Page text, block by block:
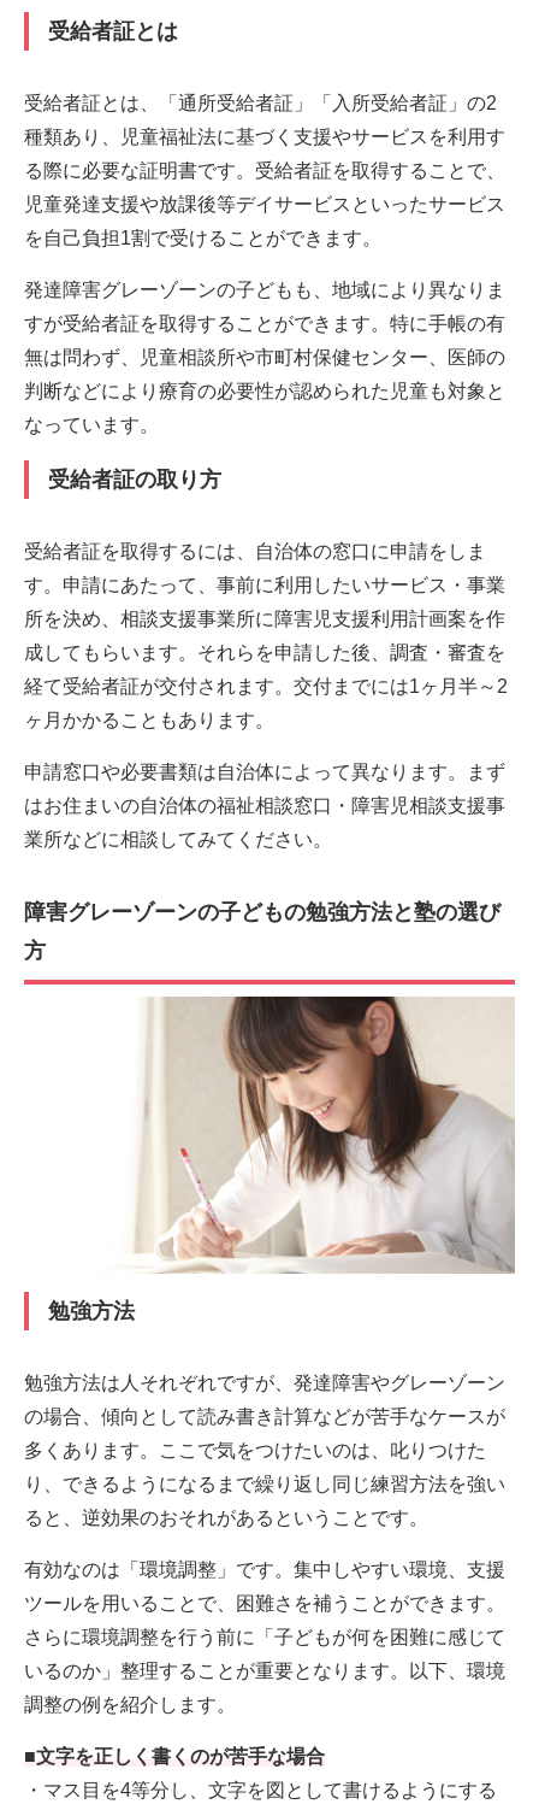
受給者証とは
受給者証とは、「通所受給者証」「入所受給者証」の2
種類あり、児童福祉法に基づく支援やサービスを利用す
る際に必要な証明書です。受給者証を取得することで、
児童発達支援や放課後等デイサービスといったサービス
を自己負担1割で受けることができます。
発達障害グレーゾーンの子どもも、地域により異なりま
すが受給者証を取得することができます。特に手帳の有
無は問わず、児童相談所や市町村保健センター、医師の
判断などにより療育の必要性が認められた児童も対象と
なっています。
受給者証の取り方
受給者証を取得するには、自治体の窓口に申請をしま
す。申請にあたって、事前に利用したいサービス・事業
所を決め、相談支援事業所に障害児支援利用計画案を作
成してもらいます。それらを申請した後、調査・審査を
経て受給者証が交付されます。交付までには1ヶ月半～2
ヶ月かかることもあります。
申請窓口や必要書類は自治体によって異なります。まず
はお住まいの自治体の福祉相談窓口・障害児相談支援事
業所などに相談してみてください。
障害グレーゾーンの子どもの勉強方法と塾の選び
方
勉強方法
勉強方法は人それぞれですが、発達障害やグレーゾーン
の場合、傾向として読み書き計算などが苦手なケースが
多くあります。ここで気をつけたいのは、叱りつけた
り、できるようになるまで繰り返し同じ練習方法を強い
ると、逆効果のおそれがあるということです。
有効なのは「環境調整」です。集中しやすい環境、支援
ツールを用いることで、困難さを補うことができます。
さらに環境調整を行う前に「子どもが何を困難に感じて
いるのか」整理することが重要となります。以下、環境
調整の例を紹介します。
■文字を正しく書くのが苦手な場合
・マス目を4等分し、文字を図として書けるようにする